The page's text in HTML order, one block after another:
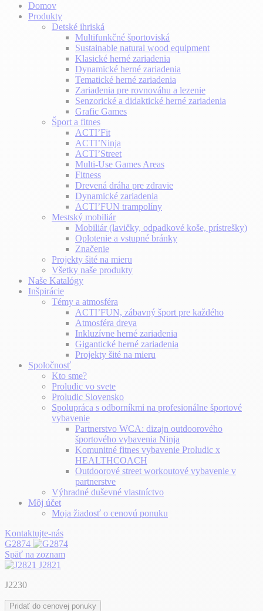
Domov
Produkty
Detské ihriská
Multifunkčné športoviská
Sustainable natural wood equipment
Klasické herné zariadenia
Dynamické herné zariadenia
Tematické herné zariadenia
Zariadenia pre rovnováhu a lezenie
Senzorické a didaktické herné zariadenia
Grafic Games
Šport a fitnes
ACTI’Fit
ACTI’Ninja
ACTI’Street
Multi-Use Games Areas
Fitness
Drevená dráha pre zdravie
Dynamické zariadenia
ACTI’FUN trampolíny
Mestský mobiliár
Mobiliár (lavičky, odpadkové koše, prístrešky)
Oplotenie a vstupné bránky
Značenie
Projekty šité na mieru
Všetky naše produkty
Naše Katalógy
Inšpirácie
Témy a atmosféra
ACTI’FUN, zábavný šport pre každého
Atmosféra dreva
Inkluzívne herné zariadenia
Gigantické herné zariadenia
Projekty šité na mieru
Spoločnosť
Kto sme?
Proludic vo svete
Proludic Slovensko
Spolupráca s odborníkmi na profesionálne športové
vybavenie
Partnerstvo WCA: dizajn outdoorového
športového vybavenia Ninja
Komunitné fitnes vybavenie Proludic x
HEALTHCOACH
Outdoorové street workoutové vybavenie v
partnerstve
Výhradné duševné vlastníctvo
Môj účet
Moja žiadosť o cenovú ponuku
Kontaktujte-nás
G2874
Späť na zoznam
J2821
J2230
Pridať do cenovej ponuky